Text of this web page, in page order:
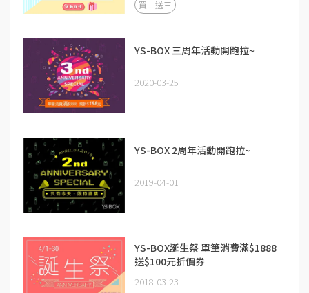
買二送三
YS-BOX 三周年活動開跑拉~
2020-03-25
YS-BOX 2周年活動開跑拉~
2019-04-01
YS-BOX誕生祭 單筆消費滿$1888
送$100元折價券
2018-03-23